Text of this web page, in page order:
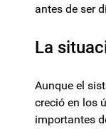
antes de ser
La
Aunque el
creció en los
importantes